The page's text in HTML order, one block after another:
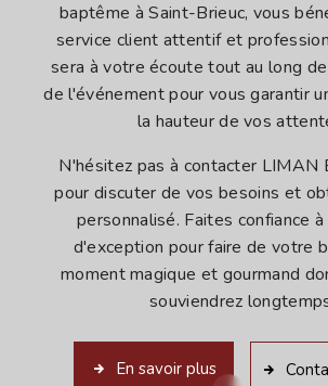
baptême à Saint-Brieuc, vous
service client attentif et
sera à votre écoute tout au long
de l'événement pour vous garantir
la hauteur de vos
N'hésitez pas à contacter LIMAN
pour discuter de vos besoins et
personnalisé. Faites confiance
d'exception pour faire de votre
moment magique et gourmand
souviendrez
En savoir plus